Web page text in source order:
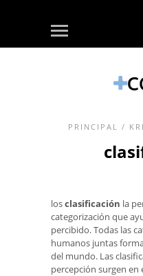
PRINCIPAL /
losclasificación la
categorización que
percibido. Todas las
humanos juntas
del mundo. Las
percepción surgen